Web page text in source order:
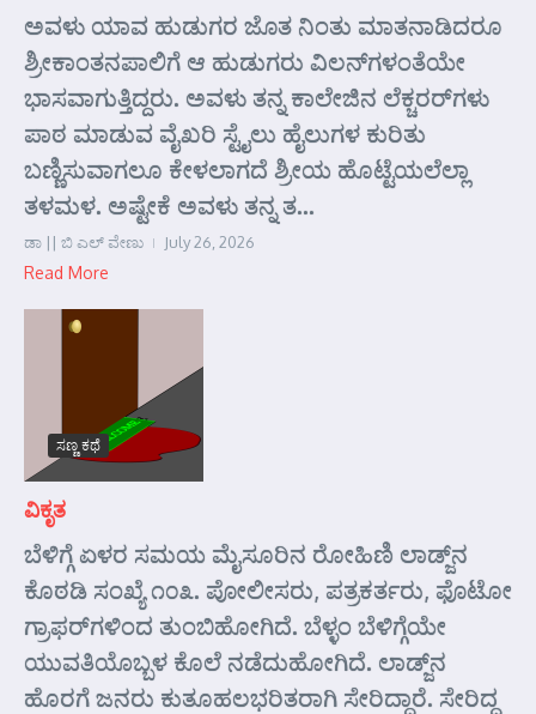
ಅವಳು ಯಾವ ಹುಡುಗರ ಜೊತ ನಿಂತು ಮಾತನಾಡಿದರೂ
ಶ್ರೀಕಾಂತನಪಾಲಿಗೆ ಆ ಹುಡುಗರು ವಿಲನ್‌ಗಳಂತೆಯೇ
ಭಾಸವಾಗುತ್ತಿದ್ದರು. ಅವಳು ತನ್ನ ಕಾಲೇಜಿನ ಲೆಕ್ಚರರ್‌ಗಳು
ಪಾಠ ಮಾಡುವ ವೈಖರಿ ಸ್ಟೈಲು ಹೈಲುಗಳ ಕುರಿತು
ಬಣ್ಣಿಸುವಾಗಲೂ ಕೇಳಲಾಗದೆ ಶ್ರೀಯ ಹೊಟ್ಟೆಯಲೆಲ್ಲಾ
ತಳಮಳ. ಅಷ್ಟೇಕೆ ಅವಳು ತನ್ನ ತ...
ಡಾ || ಬಿ ಎಲ್ ವೇಣು July 26, 2026
Read More
ಸಣ್ಣ ಕಥೆ
ವಿಕೃತ
ಬೆಳಿಗ್ಗೆ ಏಳರ ಸಮಯ ಮೈಸೂರಿನ ರೋಹಿಣಿ ಲಾಡ್ಜ್‌ನ
ಕೊಠಡಿ ಸಂಖ್ಯೆ ೧೦೩. ಪೋಲೀಸರು, ಪತ್ರಕರ್ತರು, ಫೊಟೋ
ಗ್ರಾಫರ್‌ಗಳಿಂದ ತುಂಬಿಹೋಗಿದೆ. ಬೆಳ್ಳಂ ಬೆಳಿಗ್ಗೆಯೇ
ಯುವತಿಯೊಬ್ಬಳ ಕೊಲೆ ನಡೆದುಹೋಗಿದೆ. ಲಾಡ್ಜ್‌ನ
ಹೊರಗೆ ಜನರು ಕುತೂಹಲಭರಿತರಾಗಿ ಸೇರಿದ್ದಾರೆ. ಸೇರಿದ್ದ